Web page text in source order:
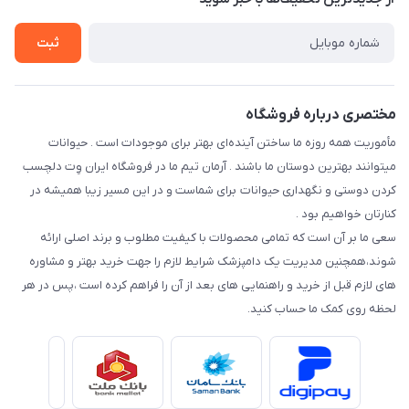
سوالات متداول
شرایط ارسال رایگان
ثبت
مختصری درباره فروشگاه
مأموریت همه روزه ما ساختن آینده‌ای بهتر برای موجودات است . حیوانات
میتوانند بهترین دوستان ما باشند . آرمان تیم ما در فروشگاه ایران وِت دلچسب
کردن دوستی و نگهداری حیوانات برای شماست و در این مسیر زیبا همیشه در
کنارتان خواهیم بود .
سعی ما بر آن است که تمامی محصولات با کیفیت مطلوب و برند اصلی ارائه
شوند،همچنین مدیریت یک دامپزشک شرایط لازم را جهت خرید بهتر و مشاوره
های لازم قبل از خرید و راهنمایی های بعد از آن را فراهم کرده است ،پس در هر
لحظه روی کمک ما حساب کنید.